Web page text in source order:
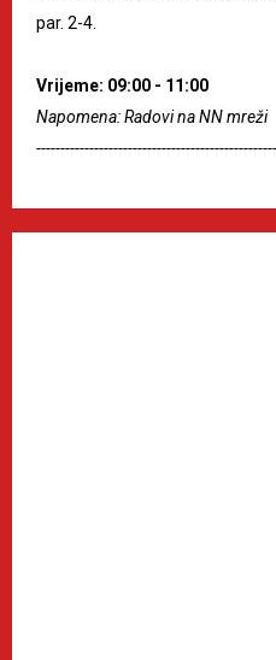
par. 2-4.
Vrijeme: 09:00 - 11:00
Napomena: Radovi na NN mreži